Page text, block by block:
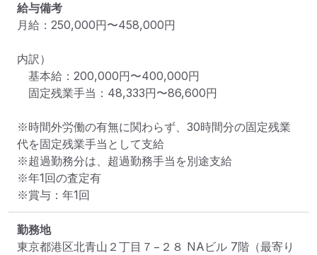
給与備考
月給：250,000円〜458,000円
内訳）
基本給：200,000円〜400,000円
固定残業手当：48,333円〜86,600円
※時間外労働の有無に関わらず、30時間分の固定残業
代を固定残業手当として支給
※超過勤務分は、超過勤務手当を別途支給
※年1回の査定有
※賞与：年1回
勤務地
東京都港区北青山２丁目７−２８ NAビル 7階 （最寄り